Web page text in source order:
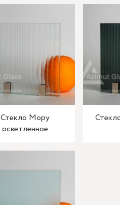
Стекло Мору
осветленное